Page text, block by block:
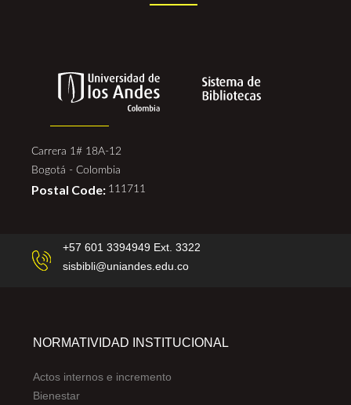
Carrera 1# 18A-12
Bogotá - Colombia
Postal Code: 111711
+57 601 3394949 Ext. 3322
sisbibli@uniandes.edu.co
NORMATIVIDAD INSTITUCIONAL
Actos internos e incremento
Bienestar